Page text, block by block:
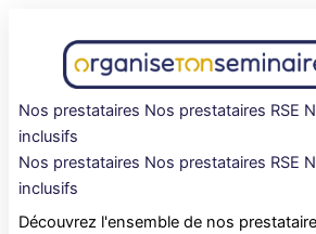
Nos prestataires Nos prestataires RSE
inclusifs
Nos prestataires Nos prestataires RSE
inclusifs
Découvrez l'ensemble de nos